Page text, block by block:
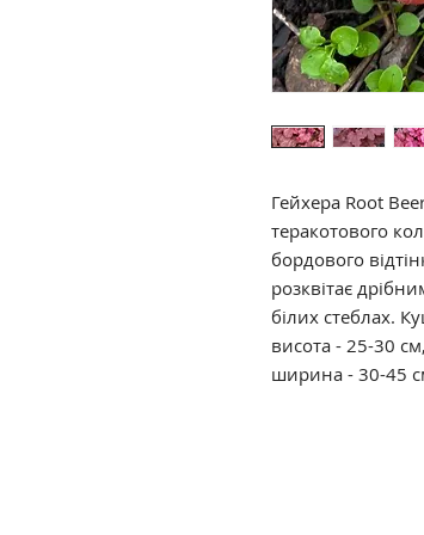
Гейхера Root
теракотового
бордового
розквітає
білих стеблах.
висота - 25-30 см,
ширина - 30-45